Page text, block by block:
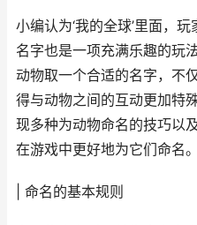
小编认为‘我的全球’里面，
名字也是一项充满乐趣的玩
动物取一个合适的名字，不
得与动物之间的互动更加特
现多种为动物命名的技巧以
在游戏中更好地为它们命名。
| 命名的基本规则